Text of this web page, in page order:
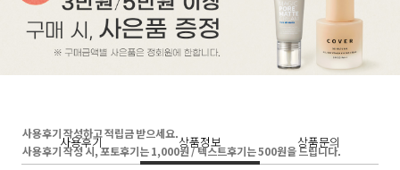
사용후기 상품정보 상품문의
사용후기 작성하고 적립금 받으세요.
사용후기 작성 시, 포토후기는 1,000원 / 텍스트후기는 500원을 드립니다.